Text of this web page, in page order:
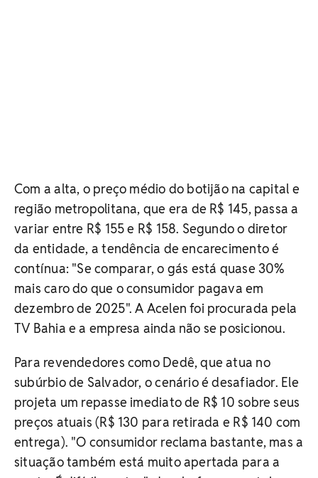
Com a alta, o preço médio do botijão na capital e
região metropolitana, que era de R$ 145, passa a
variar entre R$ 155 e R$ 158. Segundo o diretor
da entidade, a tendência de encarecimento é
contínua: "Se comparar, o gás está quase 30%
mais caro do que o consumidor pagava em
dezembro de 2025". A Acelen foi procurada pela
TV Bahia e a empresa ainda não se posicionou.
Para revendedores como Dedê, que atua no
subúrbio de Salvador, o cenário é desafiador. Ele
projeta um repasse imediato de R$ 10 sobre seus
preços atuais (R$ 130 para retirada e R$ 140 com
entrega). "O consumidor reclama bastante, mas a
situação também está muito apertada para a